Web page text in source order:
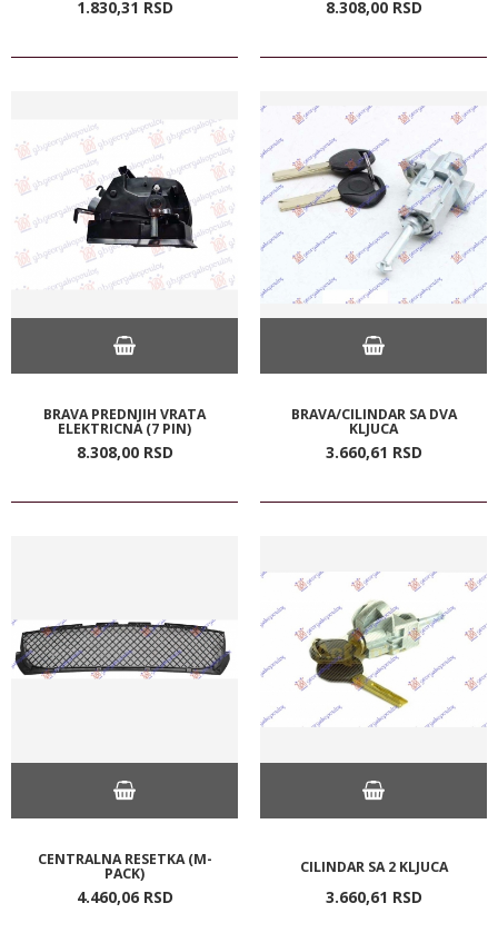
1.830,31 RSD 8.308,00 RSD
BRAVA PREDNJIH VRATA
ELEKTRICNA (7 PIN)
8.308,00 RSD
BRAVA/CILINDAR SA DVA
KLJUCA
3.660,61 RSD
CENTRALNA RESETKA (M-
PACK)
4.460,06 RSD
CILINDAR SA 2 KLJUCA
3.660,61 RSD